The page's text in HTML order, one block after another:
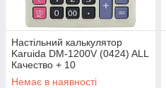
Настільний калькулятор
Karuida DM-1200V (0424) ALL
Качество + 10
Немає в наявності